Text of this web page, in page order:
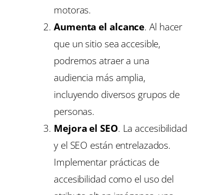
motoras.
Aumenta el alcance. Al hacer
que un sitio sea accesible,
podremos atraer a una
audiencia más amplia,
incluyendo diversos grupos de
personas.
Mejora el SEO. La accesibilidad
y el SEO están entrelazados.
Implementar prácticas de
accesibilidad como el uso del